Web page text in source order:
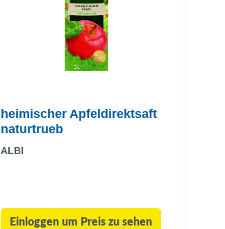
heimischer Apfeldirektsaft
naturtrueb
ALBI
Einloggen um Preis zu sehen